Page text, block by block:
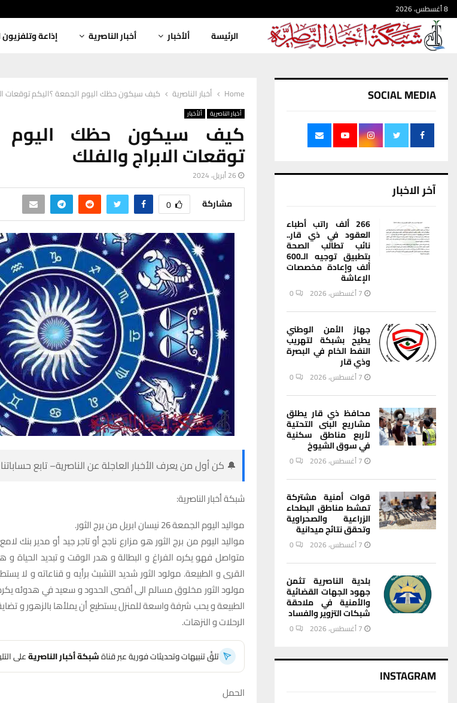
8 أغسطس، 2026
الرئيسة ألأخبار أخبار الناصرية إذاعة وتلفزيون
Home أخبار الناصرية كيف سيكون حظك اليوم الجمعة ؟اليكم توقعات
أخبار الناصرية ألأخبار
كيف سيكون حظك اليوم
توقعات الابراج والفلك
26 أبريل، 2024
مشاركة 0
🔔 كن أول من يعرف الأخبار العاجلة عن الناصرية– تابع
شبكة أخبار الناصرية:
مواليد اليوم الجمعة 26 نيسان ابريل من برج الثور.
مواليد اليوم من برج الثور هو مزارع ناجح أو تاجر جيد أو مدير
متواصل فهو يكره الفراغ و البطالة و هدر الوقت و تبديد الحياة
القرى و الطبيعة. مولود الثور شديد التشبث برأيه و قناعاته و لا
مولود الثور مخلوق مسالم الى أقصى الحدود و سعيد في هدوئه
الطبيعة و يحب شرفة واسعة للمنزل يستطيع أن يملأها بالزهور و
الرحلات و النزهات.
تلقَّ تنبيهات وتحديثات فورية عبر قناةشبكة أخبار الناصريةعلى
الحمل
SOCIAL MEDIA
آخر الاخبار
266 ألف راتب أطباء
العقود في ذي قار..
نائب تطالب الصحة
بتطبيق توجيه الـ600
ألف وإعادة مخصصات
الإعاشة
7 أغسطس، 2026 0
جهاز الأمن الوطني
يطيح بشبكة لتهريب
النفط الخام في البصرة
وذي قار
7 أغسطس، 2026 0
محافظ ذي قار يطلق
مشاريع البنى التحتية
لأربع مناطق سكنية
في سوق الشيوخ
7 أغسطس، 2026 0
قوات أمنية مشتركة
تمشط مناطق البطحاء
الزراعية والصحراوية
وتحقق نتائج ميدانية
7 أغسطس، 2026 0
بلدية الناصرية تثمن
جهود الجهات القضائية
والأمنية في ملاحقة
شبكات التزوير والفساد
7 أغسطس، 2026 0
INSTAGRAM